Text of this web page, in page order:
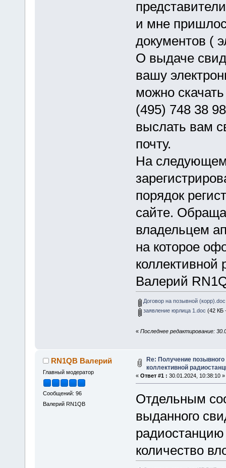
и мне
документов (
О выдаче
вашу
можно
(495) 748 38
выслать вам
почту.
На
порядок
сайте.
владельцем
на которое
коллективной
Валерий
Договор на позывной (корр).doc
заявление юрлица 1.doc (42 КБ
« Последнее редактирование:
RN1QB Валерий
Главный модератор
Сообщений: 96
Валерий RN1QB
Re: Получение позывного
коллективной
« Ответ #1 : 30.01.2024, 10:38:10 »
Отдельным
выданного
радиостанцию
количество